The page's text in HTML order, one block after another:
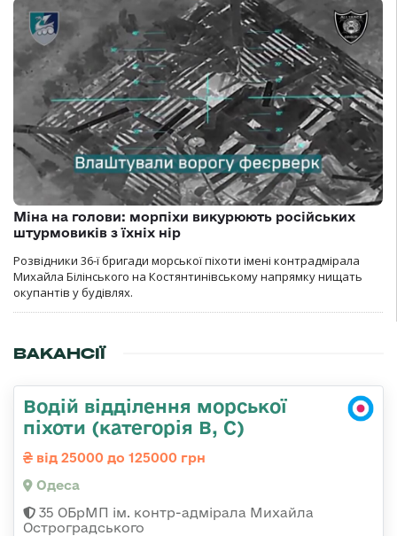
Міна на голови: морпіхи викурюють російських
штурмовиків з їхніх нір
Розвідники 36-ї бригади морської піхоти імені контрадмірала
Михайла Білінського на Костянтинівському напрямку нищать
окупантів у будівлях.
ВАКАНСІЇ
Водій відділення морської
піхоти (категорія B, C)
від 25000 до 125000 грн
Одеса
35 ОБрМП ім. контр-адмірала Михайла
Остроградського